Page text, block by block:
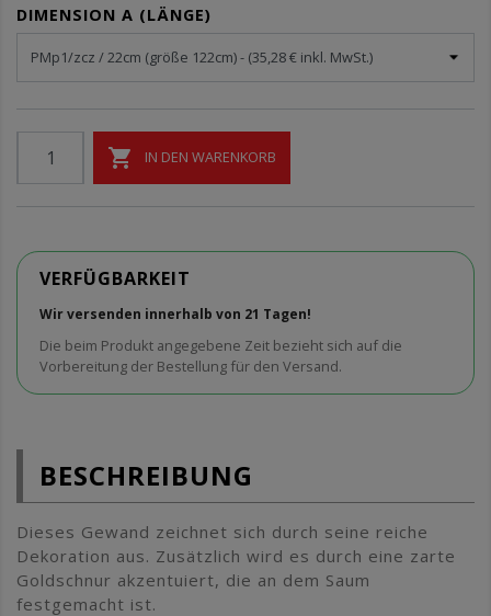
DIMENSION A (LÄNGE)
 IN DEN WARENKORB
VERFÜGBARKEIT
Wir versenden innerhalb von 21 Tagen!
Die beim Produkt angegebene Zeit bezieht sich auf die
Vorbereitung der Bestellung für den Versand.
BESCHREIBUNG
Dieses Gewand zeichnet sich durch seine reiche
Dekoration aus. Zusätzlich wird es durch eine zarte
Goldschnur akzentuiert, die an dem Saum
festgemacht ist.